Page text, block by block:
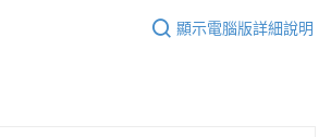
顯示電腦版詳細說明